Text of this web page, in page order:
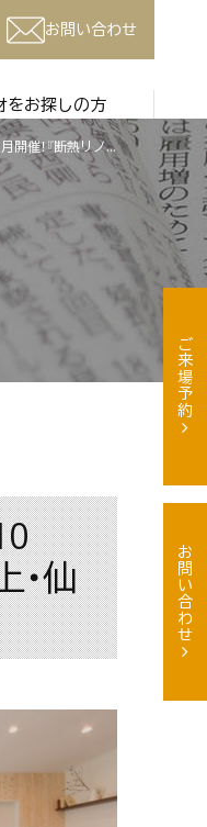
お問い合わせ
をお探しの方
【戸建＆マンションのリノベーションをお考えの方】10月-11月開催！『断熱リノベーション』相談会【盛岡・北上・仙台】
・仙
ご来場予約
お問い合わせ